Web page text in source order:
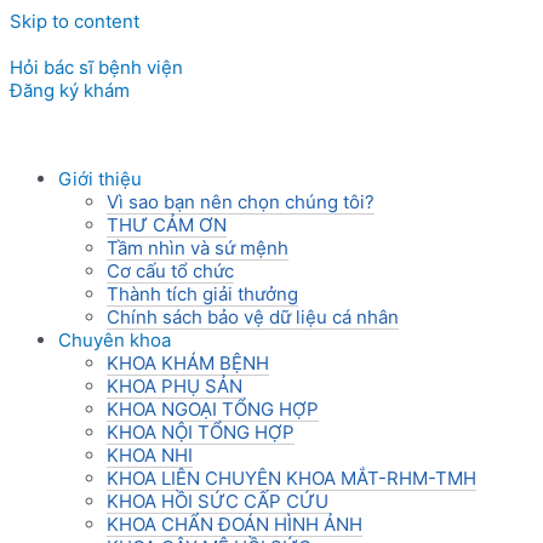
Skip to content
Hỏi bác sĩ bệnh viện
Đăng ký khám
Giới thiệu
Vì sao bạn nên chọn chúng tôi?
THƯ CẢM ƠN
Tầm nhìn và sứ mệnh
Cơ cấu tổ chức
Thành tích giải thưởng
Chính sách bảo vệ dữ liệu cá nhân
Chuyên khoa
KHOA KHÁM BỆNH
KHOA PHỤ SẢN
KHOA NGOẠI TỔNG HỢP
KHOA NỘI TỔNG HỢP
KHOA NHI
KHOA LIÊN CHUYÊN KHOA MẮT-RHM-TMH
KHOA HỒI SỨC CẤP CỨU
KHOA CHẨN ĐOÁN HÌNH ẢNH